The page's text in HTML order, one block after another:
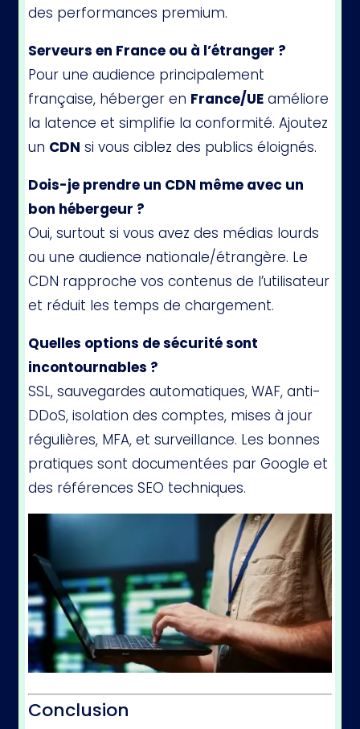
des performances premium.
Serveurs en France ou à l’étranger ?
Pour une audience principalement
française, héberger en France/UE améliore
la latence et simplifie la conformité. Ajoutez
un CDN si vous ciblez des publics éloignés.
Dois-je prendre un CDN même avec un
bon hébergeur ?
Oui, surtout si vous avez des médias lourds
ou une audience nationale/étrangère. Le
CDN rapproche vos contenus de l’utilisateur
et réduit les temps de chargement.
Quelles options de sécurité sont
incontournables ?
SSL, sauvegardes automatiques, WAF, anti-
DDoS, isolation des comptes, mises à jour
régulières, MFA, et surveillance. Les bonnes
pratiques sont documentées par Google et
des références SEO techniques.
Conclusion